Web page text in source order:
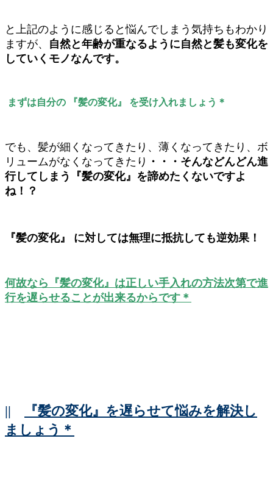
と上記のように感じると悩んでしまう気持ちもわかり
ますが、 自然と年齢が重なるように自然と髪も変化を
していくモノなんです。
まずは自分の 『髪の変化』 を受け入れましょう＊
でも、髪が細くなってきたり、薄くなってきたり、ボ
リュームがなくなってきたり ・・・そんなどんどん進
行してしまう『髪の変化』を諦めたくないですよ
ね！？
『髪の変化』 に対しては無理に抵抗しても逆効果！
何故なら『髪の変化』は正しい手入れの方法次第で進
行を遅らせることが出来るからです＊
||
『髪の変化』を遅らせて悩みを解決し
ましょう＊